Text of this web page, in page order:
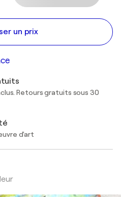
un prix
Retours gratuits sous 30
d'art